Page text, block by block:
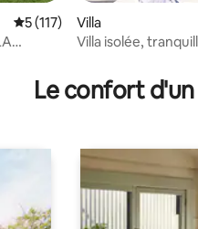
Évaluation moyenne sur la
5 (117)
Villa
Villa isolée,
Le confort